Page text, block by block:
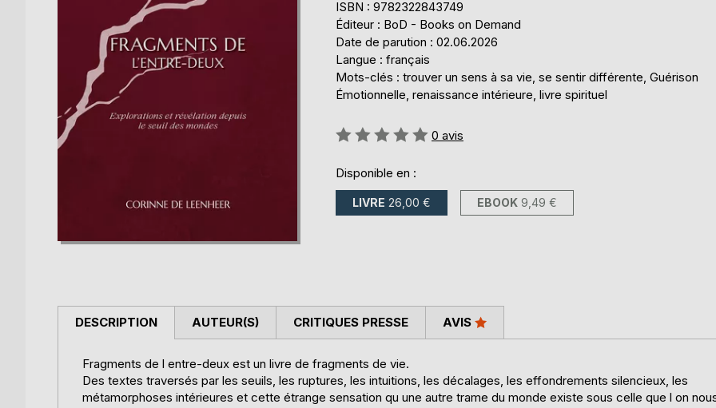
ISBN : 9782322843749
Éditeur : BoD - Books on Demand
Date de parution : 02.06.2026
Langue : français
Mots-clés : trouver un sens à sa vie, se sentir différente, Guérison
Émotionnelle, renaissance intérieure, livre spirituel
Évaluation:
0 avis
Disponible en :
LIVRE 26,00 € EBOOK 9,49 €
DESCRIPTION
Fragments de l entre-deux est un livre de fragments de vie.
Des textes traversés par les seuils, les ruptures, les intuitions, les décalages, les effondrements silencieux, les
métamorphoses intérieures et cette étrange sensation qu une autre trame du monde existe sous celle que l on
AUTEUR(S) CRITIQUES PRESSE AVIS